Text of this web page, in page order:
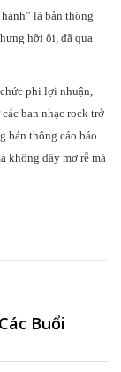
là bản thông
hỡi ôi, đã qua
phi lợi nhuận,
ban nhạc rock trở
bản thông cáo báo
không dây mơ rễ má
Buổi